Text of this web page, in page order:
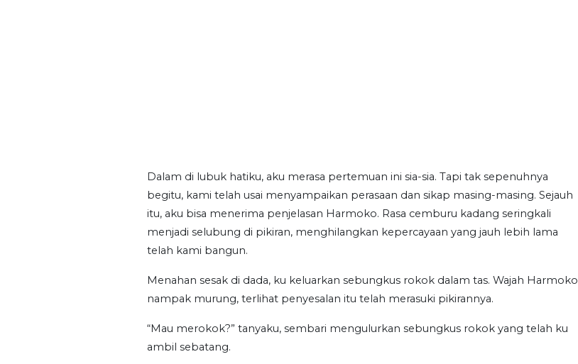
Dalam di lubuk hatiku, aku merasa pertemuan ini sia-sia. Tapi tak sepenuhnya
begitu, kami telah usai menyampaikan perasaan dan sikap masing-masing. Sejauh
itu, aku bisa menerima penjelasan Harmoko. Rasa cemburu kadang seringkali
menjadi selubung di pikiran, menghilangkan kepercayaan yang jauh lebih lama
telah kami bangun.
Menahan sesak di dada, ku keluarkan sebungkus rokok dalam tas. Wajah Harmoko
nampak murung, terlihat penyesalan itu telah merasuki pikirannya.
“Mau merokok?” tanyaku, sembari mengulurkan sebungkus rokok yang telah ku
ambil sebatang.